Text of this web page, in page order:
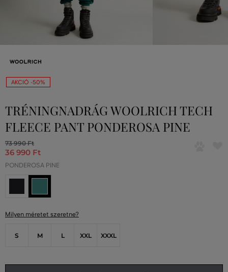
AKCIÓ -50%
TRÉNINGNADRÁG WOOLRICH TECH
FLEECE PANT PONDEROSA PINE
73 990 Ft
36 990 Ft
PONDEROSA PINE
Milyen méretet szeretne?
S M L XXL XXXL